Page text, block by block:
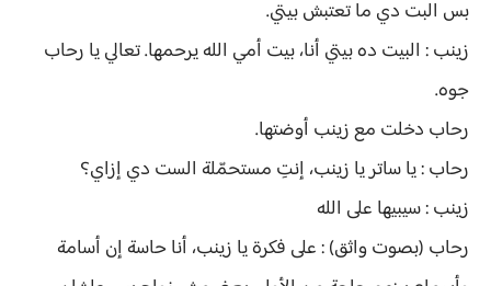
بس البت دي ما تعتبش بيتي.
زينب : البيت ده بيتي أنا، بيت أمي الله يرحمها. تعالي يا رحاب
جوه.
رحاب دخلت مع زينب أوضتها.
رحاب : يا ساتر يا زينب، إنتِ مستحمّلة الست دي إزاي؟
زينب : سيبيها على الله
رحاب (بصوت واثق) : على فكرة يا زينب، أنا حاسة إن أسامة